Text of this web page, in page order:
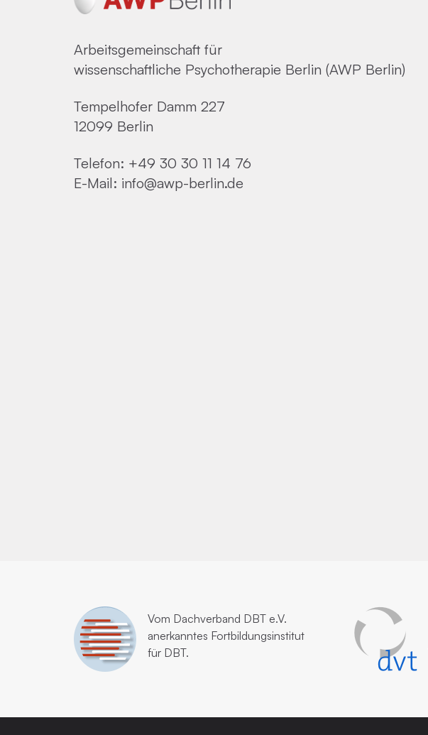
Arbeitsgemeinschaft für
wissenschaftliche Psychotherapie Berlin (AWP Berlin)
Tempelhofer Damm 227
12099 Berlin
Telefon: +49 30 30 11 14 76
E-Mail: info@awp-berlin.de
Vom Dachverband DBT e.V.
anerkanntes Fortbildungsinstitut
für DBT.